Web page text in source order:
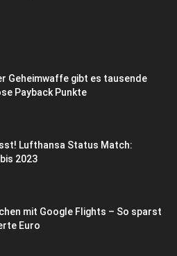
Geheimwaffe gibt es tausende
Payback Punkte
Lufthansa Status Match:
2023
mit Google Flights – So sparst
Euro